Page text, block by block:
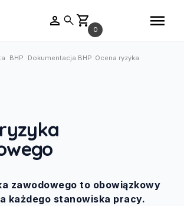
person searchshopping_cart 0 menu
BHP Dokumentacja BHP Ocena ryzyka
zawodowego to obowiązkowy
każdego stanowiska pracy.